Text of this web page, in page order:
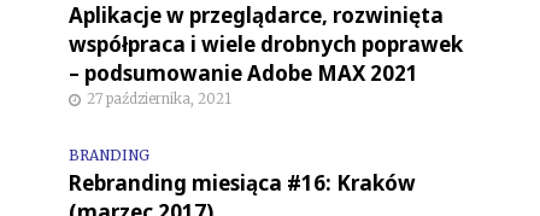
Aplikacje w przeglądarce, rozwinięta
współpraca i wiele drobnych poprawek
– podsumowanie Adobe MAX 2021
27 października, 2021
BRANDING
Rebranding miesiąca #16: Kraków